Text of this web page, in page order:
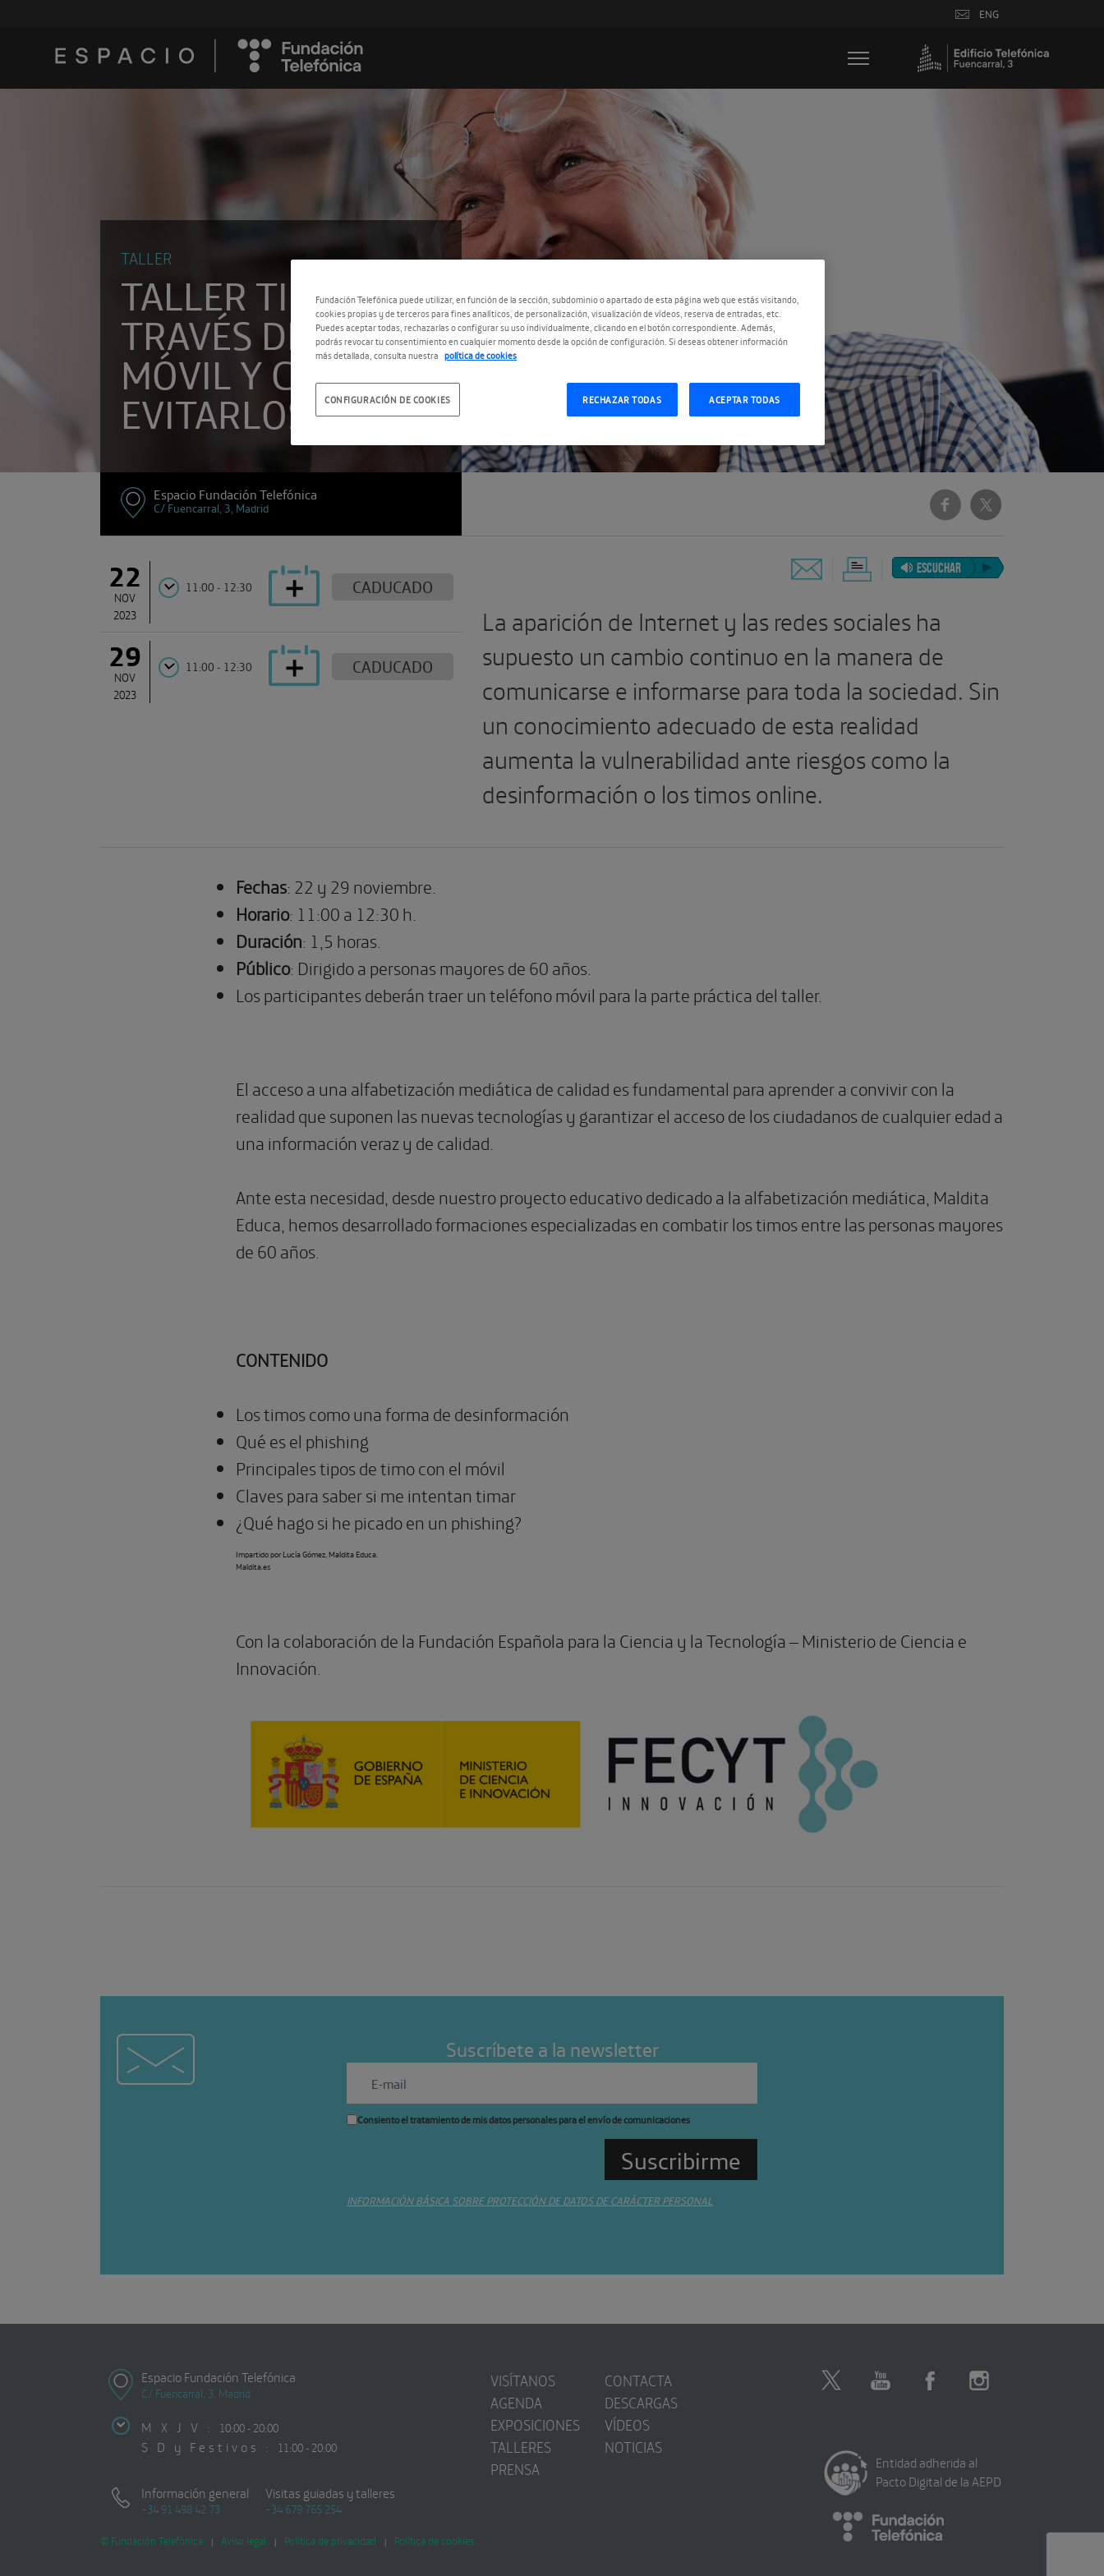
ENG
TALLER
TALLER TIMOS A
TRAVÉS DEL
MÓVIL Y CÓMO
EVITARLOS
Espacio Fundación Telefónica
C/ Fuencarral, 3, Madrid
22
NOV
2023
11:00 - 12:30 CADUCADO
29
NOV
2023
11:00 - 12:30 CADUCADO
ESCUCHAR
La aparición de Internet y las redes sociales ha
supuesto un cambio continuo en la manera de
comunicarse e informarse para toda la sociedad. Sin
un conocimiento adecuado de esta realidad
aumenta la vulnerabilidad ante riesgos como la
desinformación o los timos online.
Fechas: 22 y 29 noviembre.
Horario: 11:00 a 12:30 h.
Duración: 1,5 horas.
Público: Dirigido a personas mayores de 60 años.
Los participantes deberán traer un teléfono móvil para la parte práctica del taller.
El acceso a una alfabetización mediática de calidad es fundamental para aprender a convivir con la
realidad que suponen las nuevas tecnologías y garantizar el acceso de los ciudadanos de cualquier edad a
una información veraz y de calidad.
Ante esta necesidad, desde nuestro proyecto educativo dedicado a la alfabetización mediática, Maldita
Educa, hemos desarrollado formaciones especializadas en combatir los timos entre las personas mayores
de 60 años.
CONTENIDO
Los timos como una forma de desinformación
Qué es el phishing
Principales tipos de timo con el móvil
Claves para saber si me intentan timar
¿Qué hago si he picado en un phishing?
Impartido por Lucía Gómez, Maldita Educa.
Maldita.es
Con la colaboración de la Fundación Española para la Ciencia y la Tecnología – Ministerio de Ciencia e
Innovación.
Suscríbete a la newsletter
Consiento el tratamiento de mis datos personales para el envío de comunicaciones
INFORMACIÓN BÁSICA SOBRE PROTECCIÓN DE DATOS DE CARÁCTER PERSONAL
Espacio Fundación Telefónica
C/ Fuencarral, 3, Madrid
M X J V : 10:00 - 20:00
S D y Festivos : 11:00 - 20:00
Información general
+34 91 498 42 73
Visitas guiadas y talleres
+34 679 765 254
VISÍTANOS
AGENDA
EXPOSICIONES
TALLERES
PRENSA
CONTACTA
DESCARGAS
VÍDEOS
NOTICIAS
© Fundación Telefónica | Aviso legal | Política de privacidad | Política de cookies
Entidad adherida al
Pacto Digital de la AEPD
Fundación Telefónica puede utilizar, en función de la sección, subdominio o apartado de esta página web que estás visitando,
cookies propias y de terceros para fines analíticos, de personalización, visualización de vídeos, reserva de entradas, etc.
Puedes aceptar todas, rechazarlas o configurar su uso individualmente, clicando en el botón correspondiente. Además,
podrás revocar tu consentimiento en cualquier momento desde la opción de configuración. Si deseas obtener información
más detallada, consulta nuestra política de cookies
RECHAZAR TODAS ACEPTAR TODAS
CONFIGURACIÓN DE COOKIES